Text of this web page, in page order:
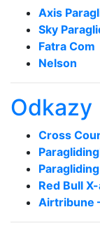
Axis
Sky
Fatra Com
Nelson
Odkazy
Cross
Red Bull
Airtribune